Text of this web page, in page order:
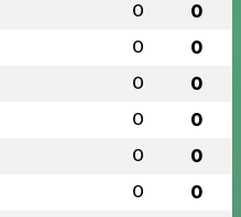
0 0
0 0
0 0
0 0
0 0
0 0